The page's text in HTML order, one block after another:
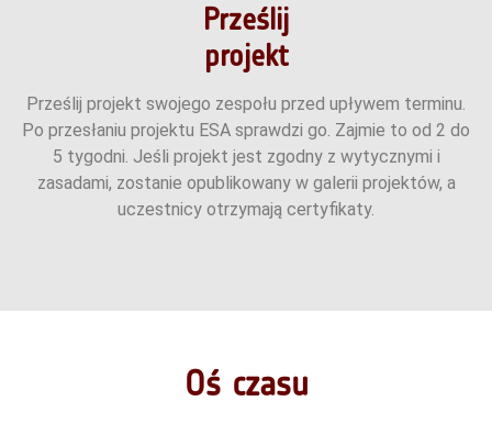
Prześlij
projekt
Prześlij projekt swojego zespołu przed upływem terminu.
Po przesłaniu projektu ESA sprawdzi go. Zajmie to od 2 do
5 tygodni. Jeśli projekt jest zgodny z wytycznymi i
zasadami, zostanie opublikowany w galerii projektów, a
uczestnicy otrzymają certyfikaty.
Oś czasu